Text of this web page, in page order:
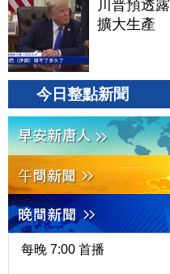
川普預透
擴大生產
今日整點新聞
每晚 7:00 首播